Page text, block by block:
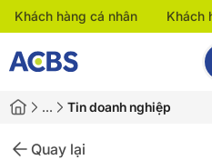
Khách hàng cá nhân Khách
… Tin doanh nghiệp
Quay lại